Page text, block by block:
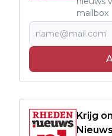
mailbox
Krijg